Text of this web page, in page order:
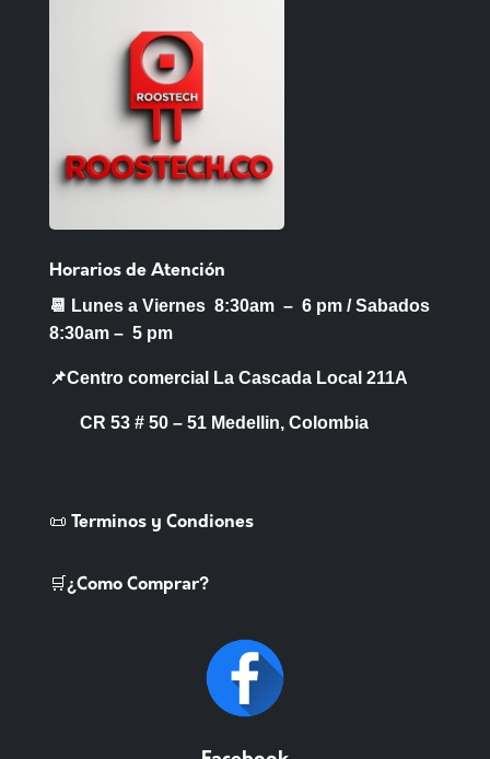
Horarios de Atención
📆 Lunes a Viernes 8:30am – 6 pm /Sabados
8:30am – 5 pm
📌Centro comercial La Cascada Local 211A
CR 53 # 50 – 51 Medellin, Colombia
📜 Terminos y Condiones
🛒¿Como Comprar?